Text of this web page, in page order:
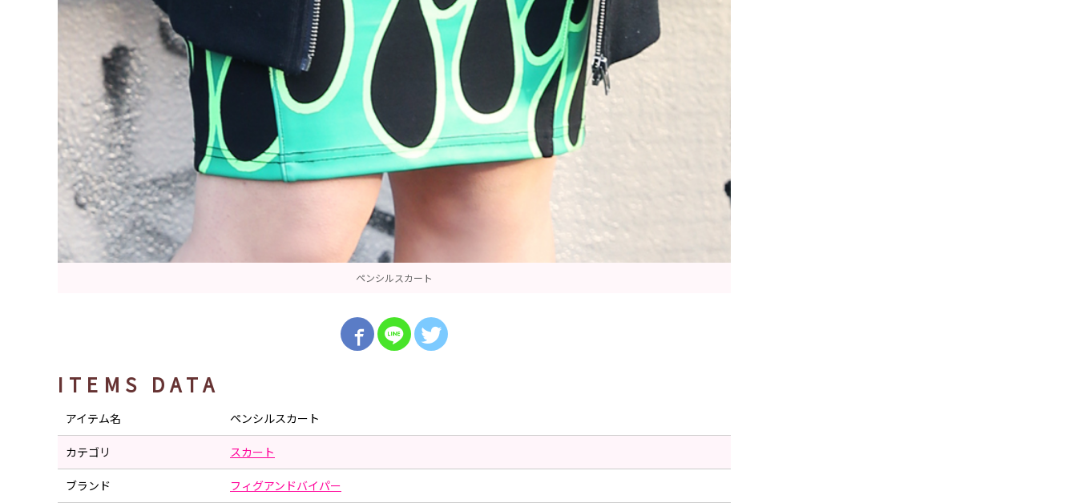
ペンシルスカート
ITEMS DATA
アイテム名 ペンシルスカート
カテゴリ スカート
ブランド フィグアンドバイパー